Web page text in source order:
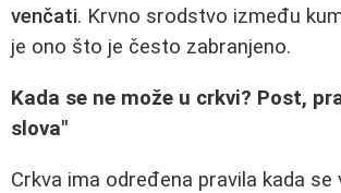
venčati. Krvno srodstvo između
je ono što je često zabranjeno.
Kada se ne može u crkvi? Post,
slova"
Crkva ima određena pravila kada se